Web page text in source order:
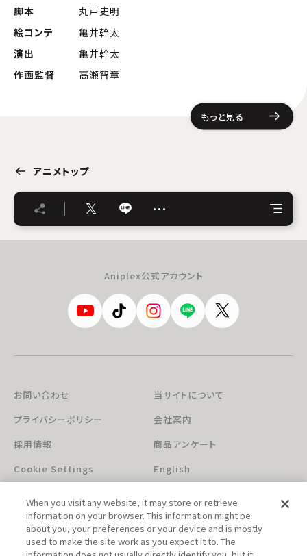
脚本
丸戸史明
絵コンテ
亀井幹太
演出
亀井幹太
作画監督
高瀬智章
もっと見る
アニメトップ
…
Aniplex公式アカウント
お問い合わせ
当サイトについて
プライバシーポリシー
会社案内
採用情報
商品アンケート
Cookie Settings
English
When you visit any website, it may store or retrieve
information on your browser. This information might be
about you, your preferences or your device and is mostly
used to make the site work as you expect it to. The